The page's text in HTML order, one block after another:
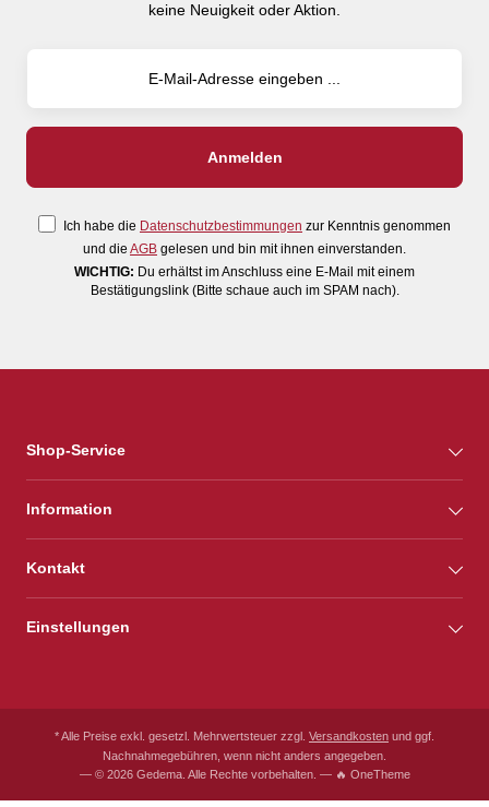
keine Neuigkeit oder Aktion.
Ich habe die Datenschutzbestimmungen zur Kenntnis genommen
und die AGB gelesen und bin mit ihnen einverstanden.
WICHTIG: Du erhältst im Anschluss eine E-Mail mit einem
Bestätigungslink (Bitte schaue auch im SPAM nach).
Shop-Service
Information
Kontakt
Einstellungen
* Alle Preise exkl. gesetzl. Mehrwertsteuer zzgl. Versandkosten und ggf.
Nachnahmegebühren, wenn nicht anders angegeben.
— © 2026 Gedema. Alle Rechte vorbehalten. — 🔥 OneTheme